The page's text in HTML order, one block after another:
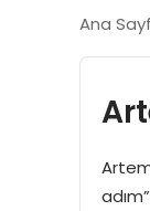
Ana